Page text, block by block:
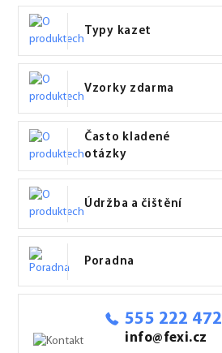
Typy kazet
Vzorky zdarma
Často kladené
otázky
Údržba a čištění
Poradna
555 222 472
info@fexi.cz